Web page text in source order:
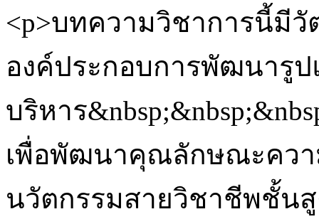
<p>บทความวิชาการนี้มีวั
องค์ประกอบการพัฒนารู
บริหาร
เพื่อพัฒนาคุณลักษณะคว
นวัตกรรมสายวิชาชีพชั้น